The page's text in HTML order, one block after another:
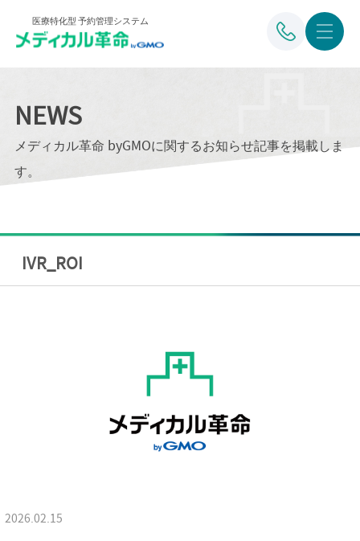
医療特化型 予約管理システム
NEWS
メディカル革命 byGMOに関するお知らせ記事を掲載しま
す。
IVR_ROI
2026.02.15